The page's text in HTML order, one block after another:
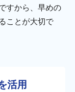
すから、早めの
ことが大切で
活用